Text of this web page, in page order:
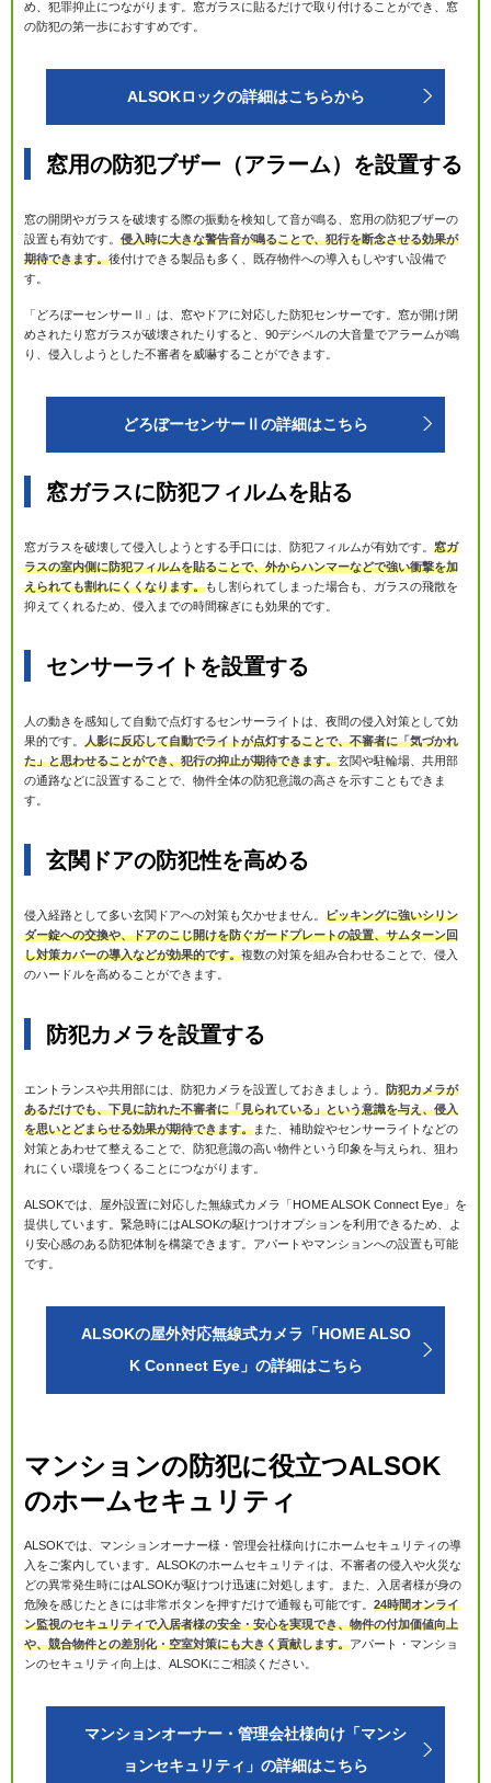
め、犯罪抑止につながります。窓ガラスに貼るだけで取り付けることができ、窓
の防犯の第一歩におすすめです。
ALSOKロックの詳細はこちらから
窓用の防犯ブザー（アラーム）を設置する
窓の開閉やガラスを破壊する際の振動を検知して音が鳴る、窓用の防犯ブザーの
設置も有効です。 侵入時に大きな警告音が鳴ることで、犯行を断念させる効果が
期待できます。後付けできる製品も多く、既存物件への導入もしやすい設備で
す。
「どろぼーセンサーⅡ」は、窓やドアに対応した防犯センサーです。窓が開け閉
めされたり窓ガラスが破壊されたりすると、90デシベルの大音量でアラームが鳴
り、侵入しようとした不審者を威嚇することができます。
どろぼーセンサーⅡの詳細はこちら
窓ガラスに防犯フィルムを貼る
窓ガラスを破壊して侵入しようとする手口には、防犯フィルムが有効です。 窓ガ
ラスの室内側に防犯フィルムを貼ることで、外からハンマーなどで強い衝撃を加
えられても割れにくくなります。もし割られてしまった場合も、ガラスの飛散を
抑えてくれるため、侵入までの時間稼ぎにも効果的です。
センサーライトを設置する
人の動きを感知して自動で点灯するセンサーライトは、夜間の侵入対策として効
果的です。 人影に反応して自動でライトが点灯することで、不審者に「気づかれ
た」と思わせることができ、犯行の抑止が期待できます。玄関や駐輪場、共用部
の通路などに設置することで、物件全体の防犯意識の高さを示すこともできま
す。
玄関ドアの防犯性を高める
侵入経路として多い玄関ドアへの対策も欠かせません。 ピッキングに強いシリン
ダー錠への交換や、ドアのこじ開けを防ぐガードプレートの設置、サムターン回
し対策カバーの導入などが効果的です。複数の対策を組み合わせることで、侵入
のハードルを高めることができます。
防犯カメラを設置する
エントランスや共用部には、防犯カメラを設置しておきましょう。 防犯カメラが
あるだけでも、下見に訪れた不審者に「見られている」という意識を与え、侵入
を思いとどまらせる効果が期待できます。また、補助錠やセンサーライトなどの
対策とあわせて整えることで、防犯意識の高い物件という印象を与えられ、狙わ
れにくい環境をつくることにつながります。
ALSOKでは、屋外設置に対応した無線式カメラ「HOME ALSOK Connect Eye」を
提供しています。緊急時にはALSOKの駆けつけオプションを利用できるため、よ
り安心感のある防犯体制を構築できます。アパートやマンションへの設置も可能
です。
ALSOKの屋外対応無線式カメラ「HOME ALSO
K Connect Eye」の詳細はこちら
マンションの防犯に役立つALSOK
のホームセキュリティ
ALSOKでは、マンションオーナー様・管理会社様向けにホームセキュリティの導
入をご案内しています。ALSOKのホームセキュリティは、不審者の侵入や火災な
どの異常発生時にはALSOKが駆けつけ迅速に対処します。また、入居者様が身の
危険を感じたときには非常ボタンを押すだけで通報も可能です。 24時間オンライ
ン監視のセキュリティで入居者様の安全・安心を実現でき、物件の付加価値向上
や、競合物件との差別化・空室対策にも大きく貢献します。アパート・マンショ
ンのセキュリティ向上は、ALSOKにご相談ください。
マンションオーナー・管理会社様向け「マンシ
ョンセキュリティ」の詳細はこちら